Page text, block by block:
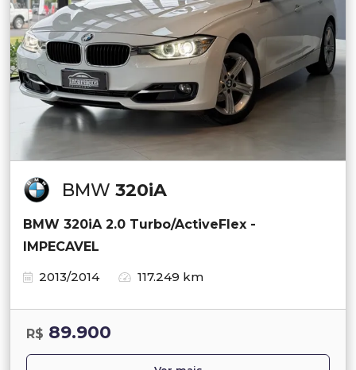
BMW 320iA
BMW 320iA 2.0 Turbo/ActiveFlex -
IMPECAVEL
2013/2014
117.249 km
R$ 89.900